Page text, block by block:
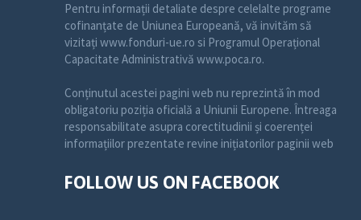
Pentru informații detaliate despre celelalte programe
cofinanțate de Uniunea Europeană, vă invităm să
vizitați www.fonduri-ue.ro si Programul Operațional
Capacitate Administrativă www.poca.ro.
Conținutul acestei pagini web nu reprezintă în mod
obligatoriu poziția oficială a Uniunii Europene. Întreaga
responsabilitate asupra corectitudinii și coerenței
informațiilor prezentate revine inițiatorilor paginii web
FOLLOW US ON FACEBOOK